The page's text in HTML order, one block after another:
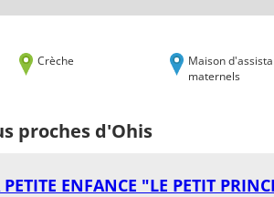
Crèche
Maison
maternels
proches d'Ohis
ENFANCE "LE PETIT